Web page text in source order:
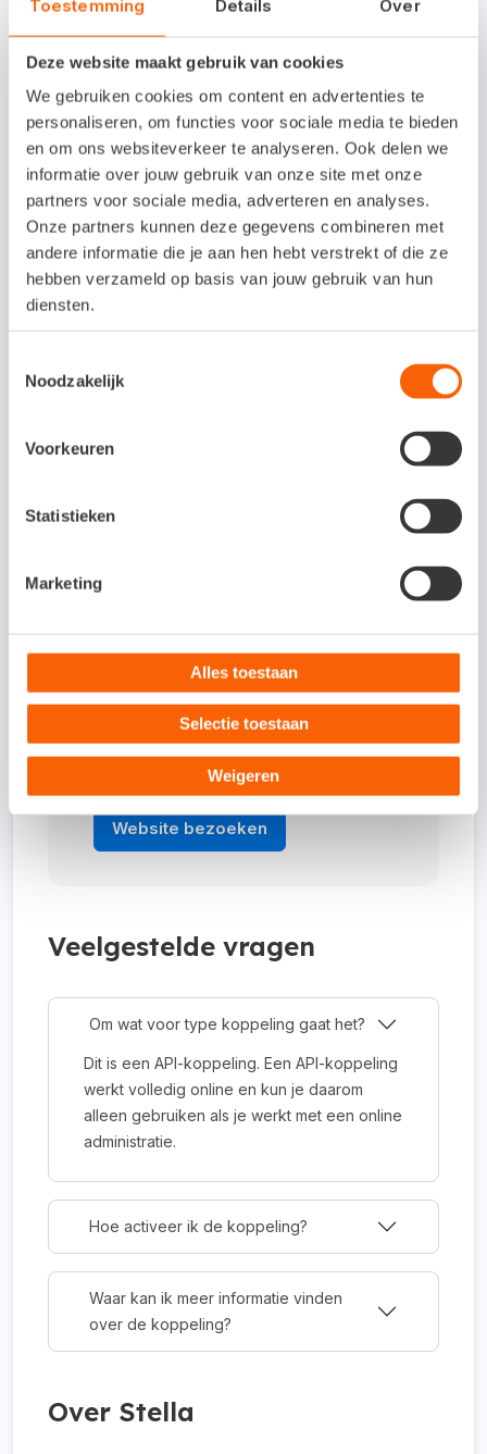
Toestemming Details Over
Deze website maakt gebruik van cookies
We gebruiken cookies om content en advertenties te
personaliseren, om functies voor sociale media te bieden
en om ons websiteverkeer te analyseren. Ook delen we
informatie over jouw gebruik van onze site met onze
partners voor sociale media, adverteren en analyses.
Onze partners kunnen deze gegevens combineren met
andere informatie die je aan hen hebt verstrekt of die ze
hebben verzameld op basis van jouw gebruik van hun
diensten.
Noodzakelijk
Voorkeuren
Statistieken
Marketing
Alles toestaan
Selectie toestaan
Weigeren
Papierloos werken
Forse tijdsbesparing
Gehele werkadministratie in één pakket
Maandelijks opzegbaar
Geen beperkingen bij het gebruik van het
pakket
Kosten koppeling /
proefperiode
Je start in Stella altijd eerst met een proefperiode
zonder verplichtingen. Ook voor de koppeling
hoef je niets te betalen. Je kunt dus Stella en de
combinatie met Snelstart helemaal vrijblijvend
Interesse in deze
koppeling?
Via de software van Stella kun je de
koppeling met Snelstart aanvragen.
Website bezoeken
Veelgestelde vragen
Om wat voor type koppeling gaat het?
Dit is een API-koppeling. Een API-koppeling
werkt volledig online en kun je daarom
alleen gebruiken als je werkt met een online
administratie.
Hoe activeer ik de koppeling?
Waar kan ik meer informatie vinden
over de koppeling?
Over Stella